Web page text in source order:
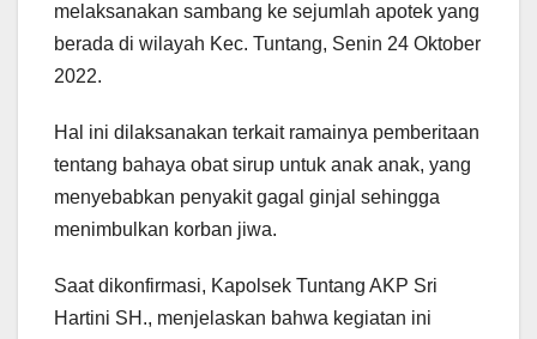
melaksanakan sambang ke sejumlah apotek yang
berada di wilayah Kec. Tuntang, Senin 24 Oktober
2022.
Hal ini dilaksanakan terkait ramainya pemberitaan
tentang bahaya obat sirup untuk anak anak, yang
menyebabkan penyakit gagal ginjal sehingga
menimbulkan korban jiwa.
Saat dikonfirmasi, Kapolsek Tuntang AKP Sri
Hartini SH., menjelaskan bahwa kegiatan ini